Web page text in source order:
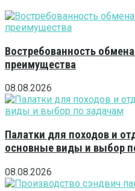
Востребованность
преимущества
08.08.2026
Палатки для походов и
основные виды и выбор
08.08.2026